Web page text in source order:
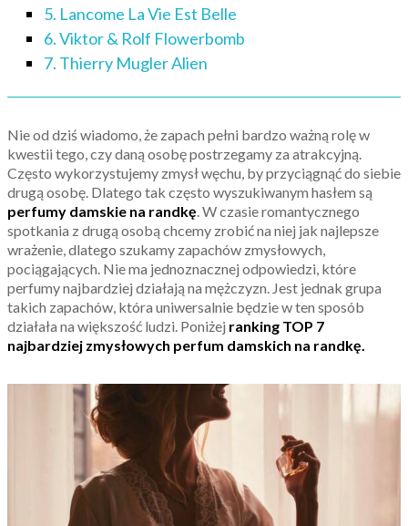
5. Lancome La Vie Est Belle
6. Viktor & Rolf Flowerbomb
7. Thierry Mugler Alien
Nie od dziś wiadomo, że zapach pełni bardzo ważną rolę w
kwestii tego, czy daną osobę postrzegamy za atrakcyjną.
Często wykorzystujemy zmysł węchu, by przyciągnąć do siebie
drugą osobę. Dlatego tak często wyszukiwanym hasłem są
perfumy damskie na randkę. W czasie romantycznego
spotkania z drugą osobą chcemy zrobić na niej jak najlepsze
wrażenie, dlatego szukamy zapachów zmysłowych,
pociągających. Nie ma jednoznacznej odpowiedzi, które
perfumy najbardziej działają na mężczyzn. Jest jednak grupa
takich zapachów, która uniwersalnie będzie w ten sposób
działała na większość ludzi. Poniżej ranking TOP 7
najbardziej zmysłowych perfum damskich na randkę.